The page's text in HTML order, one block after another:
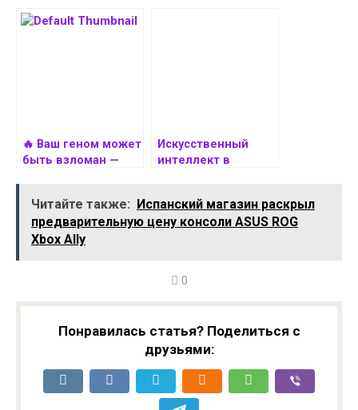
учеными для
🔥 Ваш геном может
быть взломан —
уязвимостях в
медицине
будущего
Искусственный
интеллект в
перспективы
Читайте также: Испанский магазин раскрыл
предварительную цену консоли ASUS ROG
Xbox Ally
0
Понравилась статья? Поделиться с
друзьями: